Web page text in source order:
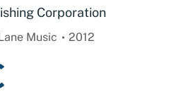
Corporation
Music 2012